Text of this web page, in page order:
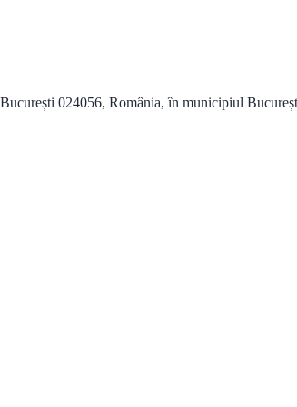
024056, România, în municipiul